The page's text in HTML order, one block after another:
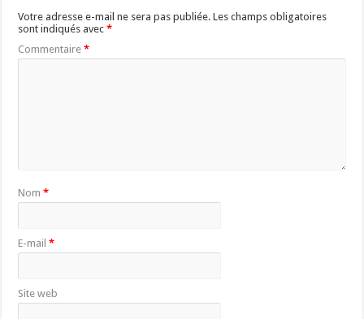
Votre adresse e-mail ne sera pas publiée. Les champs obligatoires
sont indiqués avec*
Commentaire*
Nom*
E-mail*
Site web